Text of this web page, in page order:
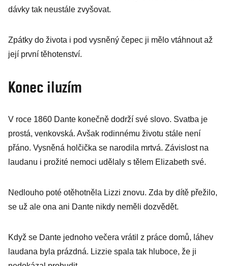
dávky tak neustále zvyšovat.
Zpátky do života i pod vysněný čepec ji mělo vtáhnout až
její první těhotenství.
Konec iluzím
V roce 1860 Dante konečně dodrží své slovo. Svatba je
prostá, venkovská. Avšak rodinnému životu stále není
přáno. Vysněná holčička se narodila mrtvá. Závislost na
laudanu i prožité nemoci udělaly s tělem Elizabeth své.
Nedlouho poté otěhotněla Lizzi znovu. Zda by dítě přežilo,
se už ale ona ani Dante nikdy neměli dozvědět.
Když se Dante jednoho večera vrátil z práce domů, láhev
laudana byla prázdná. Lizzie spala tak hluboce, že ji